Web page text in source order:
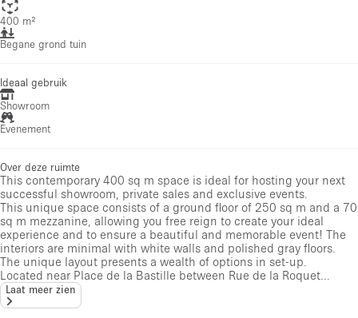
400 m²
Begane grond tuin
Ideaal gebruik
Showroom
Evenement
Over deze ruimte
This contemporary 400 sq m space is ideal for hosting your next
successful showroom, private sales and exclusive events.
This unique space consists of a ground floor of 250 sq m and a 70
sq m mezzanine, allowing you free reign to create your ideal
experience and to ensure a beautiful and memorable event! The
interiors are minimal with white walls and polished gray floors.
The unique layout presents a wealth of options in set-up.
Located near Place de la Bastille between Rue de la Roquet...
Laat meer zien